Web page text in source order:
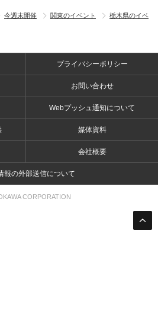
今週末開催 関東のイベント
栃木県のイベ
プライバシーポリシー
お問い合わせ
Webプッシュ通知について
媒体資料
会社概要
報の外部送信について
CORPORATION